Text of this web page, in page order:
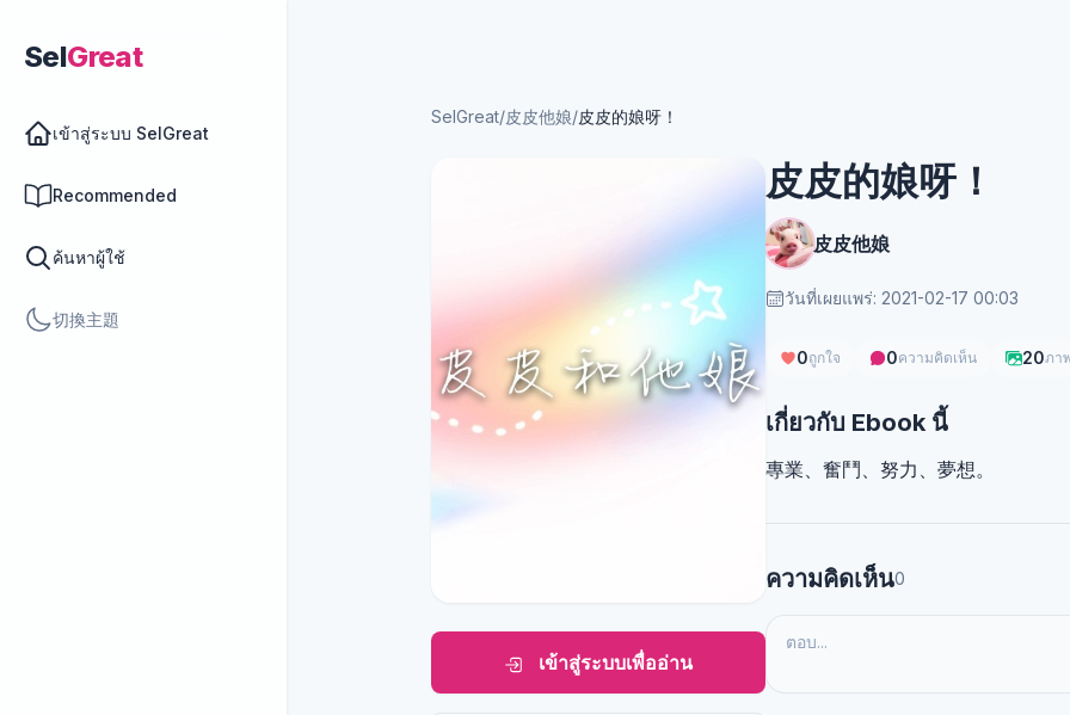
SelGreat
เข้าสู่ระบบ SelGreat
Recommended
ค้นหาผู้ใช้
切換主題
SelGreat/皮皮他娘/皮皮的娘呀！
เข้าสู่ระบบเพื่ออ่าน
皮皮的娘呀！
皮皮他娘
วันที่เผยแพร่: 2021-02-17 00:03
0ถูกใจ 0ความคิดเห็น 20ภาพ
เกี่ยวกับ Ebook นี้
專業、奮鬥、努力、夢想。
ความคิดเห็น0